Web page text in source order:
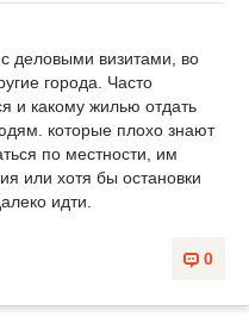
деловыми визитами, во
города. Часто
и какому жилью отдать
которые плохо знают
по местности, им
или хотя бы остановки
идти.
0